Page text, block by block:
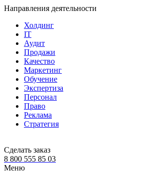
Направления деятельности
Холдинг
IT
Аудит
Продажи
Качество
Маркетинг
Обучение
Экспертиза
Персонал
Право
Реклама
Стратегия
Сделать заказ
8 800 555 85 03
Меню